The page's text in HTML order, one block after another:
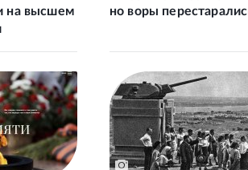
на высшем
но воры